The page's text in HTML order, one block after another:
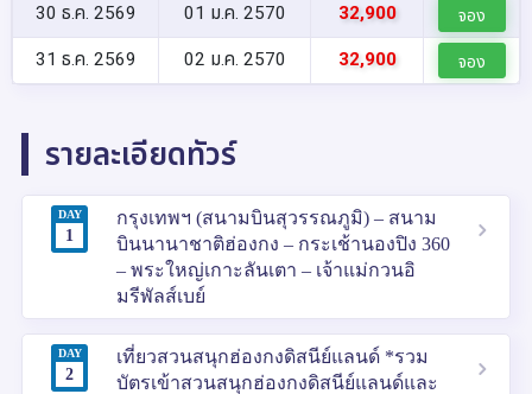
30 ธ.ค. 2569 01 ม.ค. 2570 32,900 จอง
31 ธ.ค. 2569 02 ม.ค. 2570 32,900 จอง
รายละเอียดทัวร์
DAY
1
กรุงเทพฯ (สนามบินสุวรรณภูมิ) – สนาม
บินนานาชาติฮ่องกง – กระเช้านองปิง 360
– พระใหญ่เกาะลันเตา – เจ้าแม่กวนอิ
มรีพัลส์เบย์
DAY
2
เที่ยวสวนสนุกฮ่องกงดิสนีย์แลนด์ *รวม
บัตรเข้าสวนสนุกฮ่องกงดิสนีย์แลนด์และ